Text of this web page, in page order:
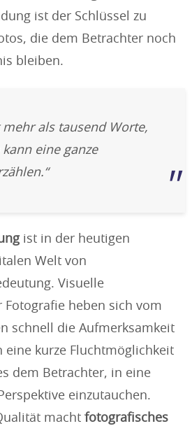
ist der Schlüssel zu
die dem Betrachter noch
bleiben.
mehr als tausend Worte,
eine ganze
ist in der heutigen
Welt von
Visuelle
Fotografie heben sich vom
schnell die Aufmerksamkeit
eine kurze Fluchtmöglichkeit
dem Betrachter, in eine
einzutauchen.
macht fotografisches